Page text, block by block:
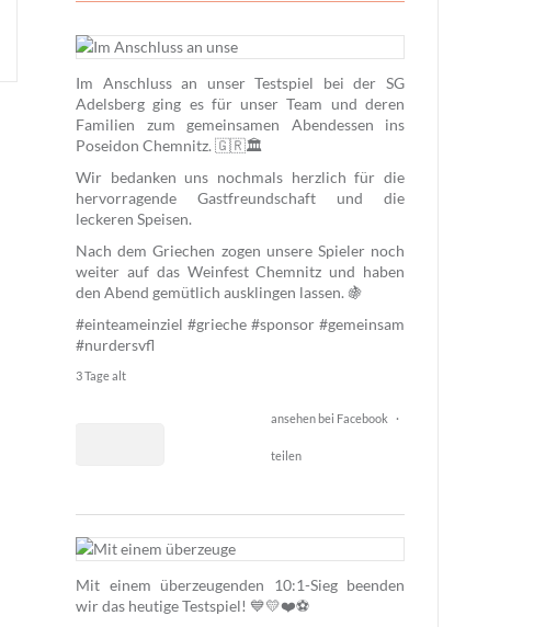
Im Anschluss an unser Testspiel bei der SG
Adelsberg ging es für unser Team und deren
Familien zum gemeinsamen Abendessen ins
Poseidon Chemnitz. 🇬🇷🏛️
Wir bedanken uns nochmals herzlich für die
hervorragende Gastfreundschaft und die
leckeren Speisen.
Nach dem Griechen zogen unsere Spieler noch
weiter auf das Weinfest Chemnitz und haben
den Abend gemütlich ausklingen lassen. 🍇
#einteameinziel #grieche #sponsor #gemeinsam
#nurdersvfl
3 Tage alt
ansehen bei Facebook ·
teilen
49
1
2
Mit einem überzeugenden 10:1-Sieg beenden
wir das heutige Testspiel! 💙💛❤️⚽️